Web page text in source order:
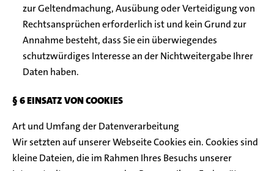
zur Geltendmachung, Ausübung oder Verteidigung von
Rechtsansprüchen erforderlich ist und kein Grund zur
Annahme besteht, dass Sie ein überwiegendes
schutzwürdiges Interesse an der Nichtweitergabe Ihrer
Daten haben.
§ 6 EINSATZ VON COOKIES
Art und Umfang der Datenverarbeitung
Wir setzten auf unserer Webseite Cookies ein. Cookies sind
kleine Dateien, die im Rahmen Ihres Besuchs unserer